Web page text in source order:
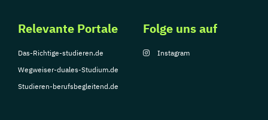
Relevante Portale
Das-Richtige-studieren.de
Wegweiser-duales-Studium.de
Studieren-berufsbegleitend.de
Folge uns auf
Instagram